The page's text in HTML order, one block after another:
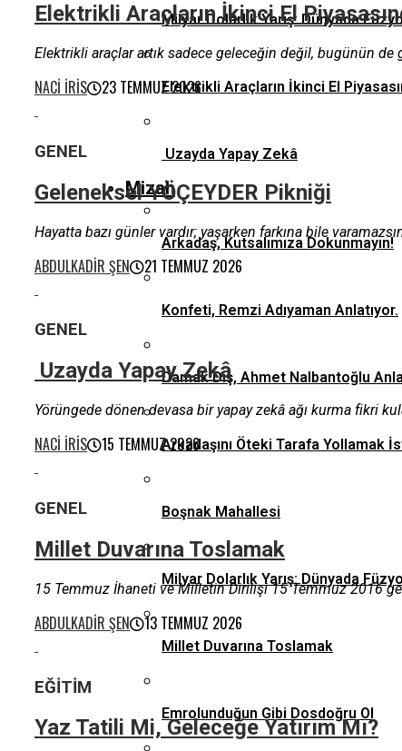
Milyar Dolarlık Yarış: Dünyada
Elektrikli Araçların İkinci El
Uzayda Yapay Zekâ
Mizah
Arkadaş, Kutsalımıza Dokunmayın!
Konfeti, Remzi Adıyaman Anlatıyor.
Damak Diş, Ahmet Nalbantoğlu
Arkadaşını Öteki Tarafa Yollamak
Boşnak Mahallesi
Milyar Dolarlık Yarış: Dünyada
Millet Duvarına Toslamak
Emrolunduğun Gibi Dosdoğru Ol
Elektrikli Araçların İkinci El
Elektrikli araçlar artık sadece geleceğin değil, bugünün de
NACI İRIS 23 TEMMUZ 2026
GENEL
Geleneksel YÖÇEYDER Pikniği
Hayatta bazı günler vardır; yaşarken farkına bile
ABDULKADIR ŞEN 21 TEMMUZ 2026
GENEL
Uzayda Yapay Zekâ
Yörüngede dönen devasa bir yapay zekâ ağı kurma fikri
NACI İRIS 15 TEMMUZ 2026
GENEL
Millet Duvarına Toslamak
15 Temmuz İhaneti ve Milletin Dirilişi 15 Temmuz 2016
ABDULKADIR ŞEN 13 TEMMUZ 2026
EĞITIM
Yaz Tatili Mi, Geleceğe Yatırım Mı?